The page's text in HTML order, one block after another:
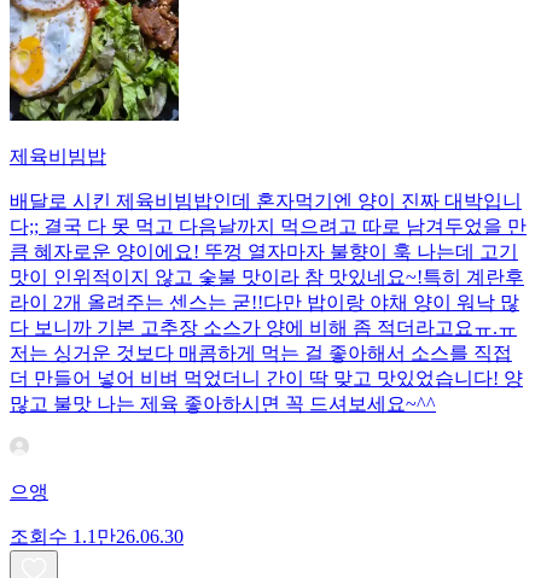
제육비빔밥
배달로 시킨 제육비빔밥인데 혼자먹기엔 양이 진짜 대박입니
다;; 결국 다 못 먹고 다음날까지 먹으려고 따로 남겨두었을 만
큼 혜자로운 양이에요! 뚜껑 열자마자 불향이 훅 나는데 고기
맛이 인위적이지 않고 숯불 맛이라 참 맛있네요~!특히 계란후
라이 2개 올려주는 센스는 굳!! ​다만 밥이랑 야채 양이 워낙 많
다 보니까 기본 고추장 소스가 양에 비해 좀 적더라고요ㅠ.ㅠ
저는 싱거운 것보다 매콤하게 먹는 걸 좋아해서 소스를 직접
더 만들어 넣어 비벼 먹었더니 간이 딱 맞고 맛있었습니다! 양
많고 불맛 나는 제육 좋아하시면 꼭 드셔보세요~^^
으앵
조회수 1.1만26.06.30